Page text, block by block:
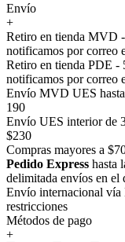
Envío
+
Retiro en tienda MVD
notificamos por correo
Retiro en tienda PDE -
notificamos por correo
Envío MVD UES
190
Envío UES interior de
$230
Compras mayores a
Pedido Express hasta
delimitada envíos en el
Envío internacional
restricciones
Métodos de pago
+